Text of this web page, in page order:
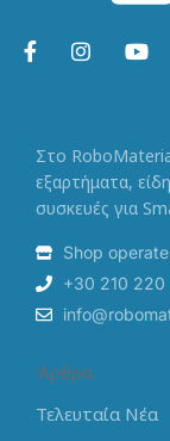
Στο
εξαρτήματα,
συσκευές για
Shop
+30 210 220
Άρθρα
Τελευταία Νέα